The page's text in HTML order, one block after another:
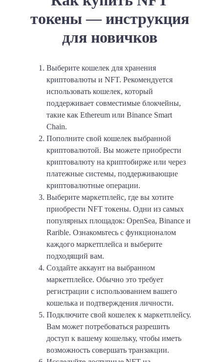
токены — инструкция
для новичков
Выберите кошелек для хранения
криптовалюты и NFT. Рекомендуется
использовать кошелек, который
поддерживает совместимые блокчейны,
такие как Ethereum или Binance Smart
Chain.
Пополните свой кошелек выбранной
криптовалютой. Вы можете приобрести
криптовалюту на криптобирже или через
платежные системы, поддерживающие
криптовалютные операции.
Выберите маркетплейс, где вы хотите
приобрести NFT токены. Одни из самых
популярных площадок: OpenSea, Binance и
Rarible. Ознакомьтесь с функционалом
каждого маркетплейса и выберите
подходящий вам.
Создайте аккаунт на выбранном
маркетплейсе. Обычно это требует
регистрации с использованием вашего
кошелька и подтверждения личности.
Подключите свой кошелек к маркетплейсу.
Вам может потребоваться разрешить
доступ к вашему кошельку, чтобы иметь
возможность совершать транзакции.